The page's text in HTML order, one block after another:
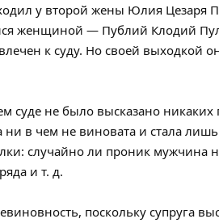
у второй жены Юлия Цезаря
женщиной — Публий Клодий
к суду. Но своей выходкой
суде не было высказано
в чем не виновата и стала
случайно ли проник
и т. д.
поскольку супруга